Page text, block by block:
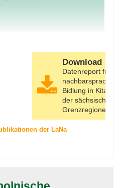
Download
Datenreport frühe
nachbarsprachige
Bidlung in Kitas
der sächsischen
Grenzregionen
der LaNa